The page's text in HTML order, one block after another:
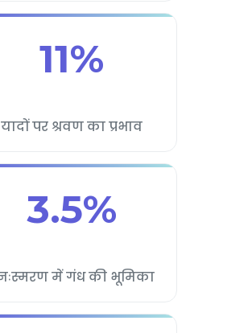
11%
यादों पर श्रवण का प्रभाव
3.5%
में गंध की भूमिका